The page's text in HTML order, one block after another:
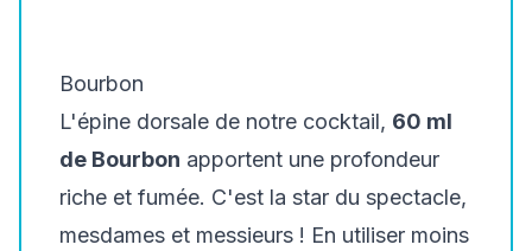
Bourbon
L'épine dorsale de notre cocktail, 60 ml
de Bourbon apportent une profondeur
riche et fumée. C'est la star du spectacle,
mesdames et messieurs ! En utiliser moins